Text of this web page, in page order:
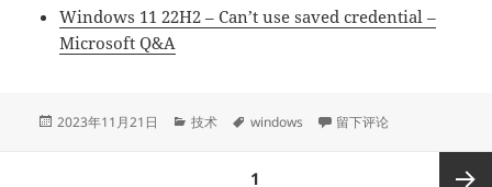
Windows 11 22H2 – Can’t use saved credential –
Microsoft Q&A
发
2023年11月21日
分
技术
标
windows 于解决 Windows
留下评论
1